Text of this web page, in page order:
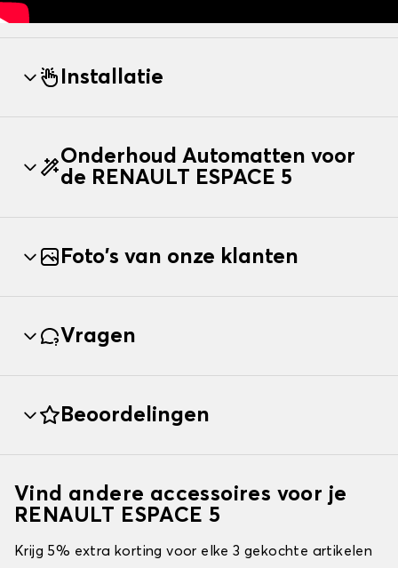
Installatie
Onderhoud Automatten voor
de RENAULT ESPACE 5
Foto's van onze klanten
Vragen
Beoordelingen
Vind andere accessoires voor je
RENAULT ESPACE 5
Krijg 5% extra korting voor elke 3 gekochte artikelen